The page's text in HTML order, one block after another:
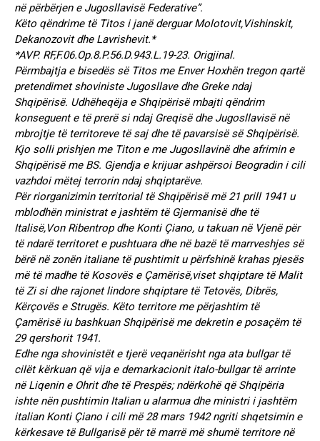
në përbërjen e Jugosllavisë Federative”.
Këto qëndrime të Titos i janë derguar Molotovit,Vishinskit,
Dekanozovit dhe Lavrishevit.*
*AVP. RF,F.06.Op.8.P.56.D.943.L.19-23. Origjinal.
Përmbajtja e bisedës së Titos me Enver Hoxhën tregon qartë
pretendimet shoviniste Jugosllave dhe Greke ndaj
Shqipërisë. Udhëheqëja e Shqipërisë mbajti qëndrim
konseguent e të prerë si ndaj Greqisë dhe Jugosllavisë në
mbrojtje të territoreve të saj dhe të pavarsisë së Shqipërisë.
Kjo solli prishjen me Titon e me Jugosllavinë dhe afrimin e
Shqipërisë me BS. Gjendja e krijuar ashpërsoi Beogradin i cili
vazhdoi mëtej terrorin ndaj shqiptarëve.
Për riorganizimin territorial të Shqipërisë më 21 prill 1941 u
mblodhën ministrat e jashtëm të Gjermanisë dhe të
Italisë,Von Ribentrop dhe Konti Çiano, u takuan në Vjenë për
të ndarë territoret e pushtuara dhe në bazë të marrveshjes së
bërë në zonën italiane të pushtimit u përfshinë krahas pjesës
më të madhe të Kosovës e Çamërisë,viset shqiptare të Malit
të Zi si dhe rajonet lindore shqiptare të Tetovës, Dibrës,
Kërçovës e Strugës. Këto territore me përjashtim të
Çamërisë iu bashkuan Shqipërisë me dekretin e posaçëm të
29 qershorit 1941.
Edhe nga shovinistët e tjerë veqanërisht nga ata bullgar të
cilët kërkuan që vija e demarkacionit italo-bullgar të arrinte
në Liqenin e Ohrit dhe të Prespës; ndërkohë që Shqipëria
ishte nën pushtimin Italian u alarmua dhe ministri i jashtëm
italian Konti Çiano i cili më 28 mars 1942 ngriti shqetsimin e
kërkesave të Bullgarisë për të marrë më shumë territore në